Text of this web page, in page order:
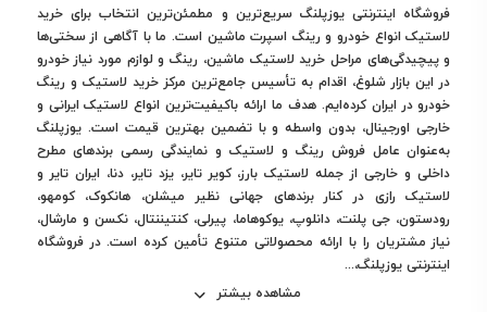
کیفیت ساخت و دوام لاستیک‌های رودستون
ترکیب سیلیکا در آج لاستیک:افزایش سطح تماس با جاده و
کاهش مصرف سوخت
طرح آج متقارن:جلوگیری از سایش غیرطبیعی و افزایش عمر
مفید تایر
عملکرد پایدار در جاده‌های خیس و طولانی
مزایای خرید لاستیک رودستون از یوزپلنگ
فروشگاه اینترنتی یوزپلنگ سریع‌ترین و مطمئن‌ترین انتخاب برای خرید
لاستیک انواع خودرو و رینگ اسپرت ماشین است. ما با آگاهی از سختی‌ها
و پیچیدگی‌های مراحل خرید لاستیک ماشین، رینگ و لوازم مورد نیاز خودرو
در این بازار شلوغ، اقدام به تأسیس جامع‌ترین مرکز خرید لاستیک و رینگ
خودرو در ایران کرده‌ایم. هدف ما ارائه باکیفیت‌ترین انواع لاستیک ایرانی و
خارجی اورجینال، بدون واسطه و با تضمین بهترین قیمت است. یوزپلنگ
به‌عنوان عامل فروش رینگ و لاستیک و نمایندگی رسمی برندهای مطرح
داخلی و خارجی از جمله لاستیک بارز، کویر تایر، یزد تایر، دنا، ایران تایر و
لاستیک رازی در کنار برندهای جهانی نظیر میشلن، هانکوک، کومهو،
رودستون، جی پلنت، دانلوپ، یوکوهاما، پیرلی، کنتیننتال، نکسن و مارشال،
نیاز مشتریان را با ارائه محصولاتی متنوع تأمین کرده است. در فروشگاه
اینترنتی یوزپلنگ،...
مشاهده بیشتر